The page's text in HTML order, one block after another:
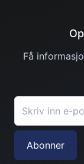
439,00 kr
Få
E-postadresse
Abonner